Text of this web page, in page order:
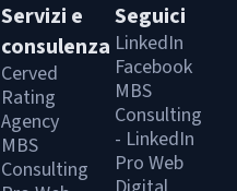
Servizi e
consulenza
Cerved
Rating
Agency
MBS
Consulting
Seguici
LinkedIn
Facebook
MBS
Consulting
- LinkedIn
Pro Web